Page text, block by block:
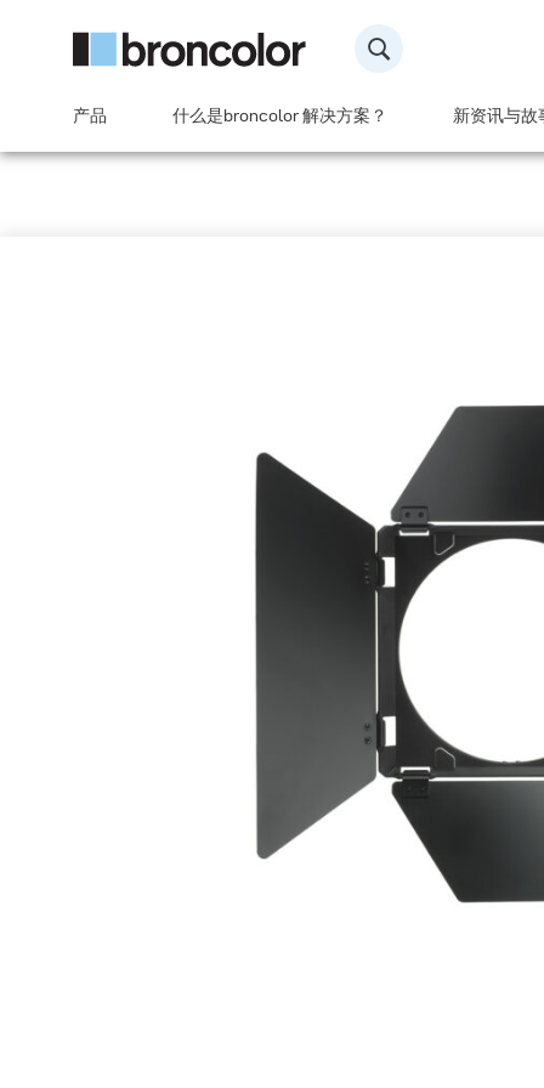
产品 什么是broncolor 解决方案？ 新资讯与故